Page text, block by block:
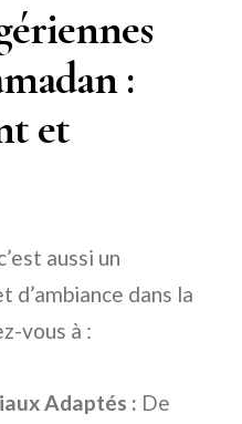
:
et
aussi un
d’ambiance dans la
vous à :
Adaptés : De